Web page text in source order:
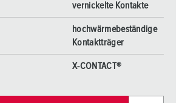
vernickelte Kontakte
hochwärmebeständige
Kontaktträger
X-CONTACT®